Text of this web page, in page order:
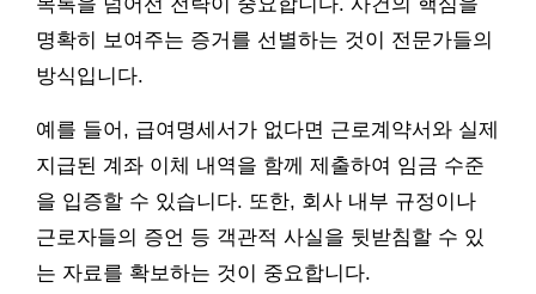
명확히 보여주는 증거를 선별하는 것이 전문가들의
방식입니다.
예를 들어, 급여명세서가 없다면 근로계약서와 실제
지급된 계좌 이체 내역을 함께 제출하여 임금 수준
을 입증할 수 있습니다. 또한, 회사 내부 규정이나
근로자들의 증언 등 객관적 사실을 뒷받침할 수 있
는 자료를 확보하는 것이 중요합니다.